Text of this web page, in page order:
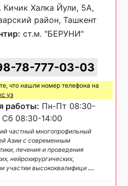
Кичик Халка Йули, 5А,
район, Ташкент
ст.м. "БЕРУНИ"
78-777-03-03
что нашли номер телефона на
уз
работы: Пн-Пт 08:30-
Сб 08:30-14:00
частный многопрофильный
Азии с современным
лечения и проведения
нейрохирургических,
участии высококвалифици ...